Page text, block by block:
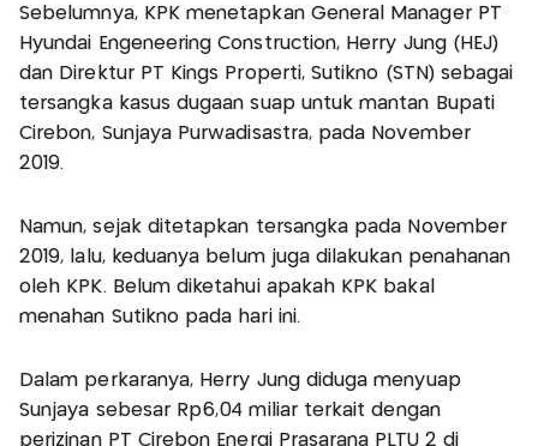
Sebelumnya, KPK menetapkan General Manager PT
Hyundai Engeneering Construction, Herry Jung (HEJ)
dan Direktur PT Kings Properti, Sutikno (STN) sebagai
tersangka kasus dugaan suap untuk mantan Bupati
Cirebon, Sunjaya Purwadisastra, pada November
2019.
Namun, sejak ditetapkan tersangka pada November
2019, lalu, keduanya belum juga dilakukan penahanan
oleh KPK. Belum diketahui apakah KPK bakal
menahan Sutikno pada hari ini.
Dalam perkaranya, Herry Jung diduga menyuap
Sunjaya sebesar Rp6,04 miliar terkait dengan
perizinan PT Cirebon Energi Prasarana PLTU 2 di